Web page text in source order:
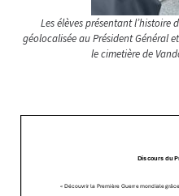
Les élèves présentant
géolocalisée au Président Général
le cimetière de